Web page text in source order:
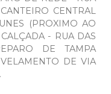
CENTRAL
(PROXIMO AO
- RUA DAS
DE TAMPA
DE VIA